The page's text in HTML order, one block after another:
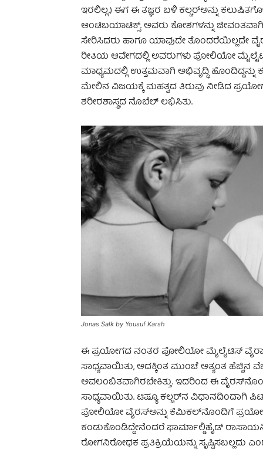
ಇರಲಿಲ್ಲ.) ಈಗ ಈ ತಜ್ಞರ ಬಳಿ ಕಲ್ಚರ್‌ಅನ್ನು
ಆಂಟಿಬಯಾಟಿಕ್ಸ್. ಅವರು ಕೋಶಗಳನ್ನು
ಸೇರಿಸಿದರು ಹಾಗೂ ಯಾವುದೇ ತೊಂದರೆಯಿಲ್ಲದೇ
ರೀತಿಯ ಆವೇಗದಲ್ಲಿ ಅವರುಗಳು ಪೋಲಿಯೋ
ಮಾಧ್ಯಮದಲ್ಲಿ ಉತ್ತಮವಾಗಿ ಅಭಿವೃದ್ಧಿ
ಮೇಲಿನ ವಿಜಯಕ್ಕೆ ಮಹತ್ವದ ತಿರುವು ನೀಡಿದ
ಶರೀರಶಾಸ್ತ್ರದ ನೊಬೆಲ್ ಲಭಿಸಿತು.
Jonas Salk by Yousuf Karsh
ಈ ಪ್ರಯೋಗದ ನಂತರ ಪೋಲಿಯೋ ಮೈಲೈಟಿಸ್
ಸಾಧ್ಯವಾಯಿತು, ಅದಕ್ಕಿಂತ ಮುಂಚೆ ಅತ್ಯಂತ ಹೆಚ್ಚಿನ
ಅವಲಂಬಿತವಾಗಿರಬೇಕಿತ್ತು. ಇದರಿಂದ ಈ
ಸಾಧ್ಯವಾಯಿತು. ಟಿಷ್ಯೂ ಕಲ್ಚರ್‌ನ ವಿಧಾನದಿಂದಾಗಿ
ಪೋಲಿಯೋ ವೈರಸ್‌ಅನ್ನು ಕೆಮಿಕಲ್‌ನೊಂದಿಗೆ
ಕಂಡುಕೊಂಡಿದ್ದೇನೆಂದರೆ ಫಾರ್ಮಾಲ್ಡಿಹೈಡ್
ರೋಗನಿರೋಧಕ ಪ್ರತಿಕ್ರಿಯೆಯನ್ನು ಸೃಷ್ಟಿಸಬಲ್ಲದು